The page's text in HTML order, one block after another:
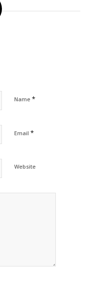
Name *
Email *
Website